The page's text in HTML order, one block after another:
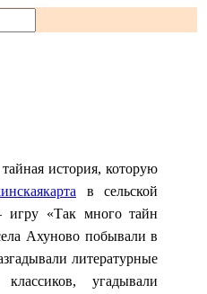
история, которую
в сельской
игру «Так много тайн
Ахуново побывали в
литературные
угадывали